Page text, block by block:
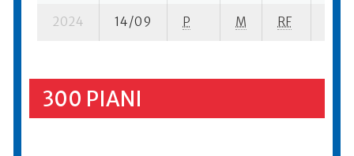
2024 14/09 P M RF
300 PIANI